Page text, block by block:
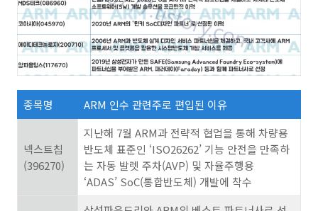
종목명 ARM 인수 관련주로 편입된 이유
넥스트칩
(396270)
지난해 7월 ARM과 전략적 협업을 통해 차량용
반도체 표준인 ‘ISO26262’ 기능 안전을 만족하
는 자동 발렛 주차(AVP) 및 자율주행용
‘ADAS’ SoC(통합반도체) 개발에 착수